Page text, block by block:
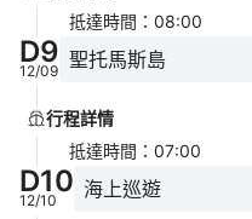
抵達時間 ： 08:00
D9
12/09 聖托馬斯島
行程詳情
抵達時間 ： 07:00
D10
12/10 海上巡遊